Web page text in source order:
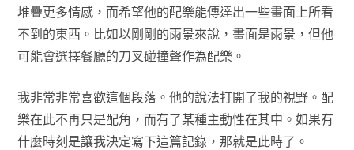
堆疊更多情感，而希望他的配樂能傳達出一些畫面上所看
不到的東西。比如以剛剛的雨景來說，畫面是雨景，但他
可能會選擇餐廳的刀叉碰撞聲作為配樂。
我非常非常喜歡這個段落。他的說法打開了我的視野。配
樂在此不再只是配角，而有了某種主動性在其中。如果有
什麼時刻是讓我決定寫下這篇記錄，那就是此時了。